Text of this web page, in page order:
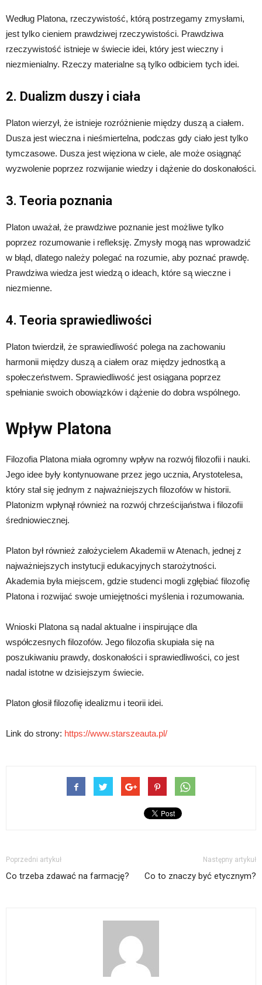
Według Platona, rzeczywistość, którą postrzegamy zmysłami,
jest tylko cieniem prawdziwej rzeczywistości. Prawdziwa
rzeczywistość istnieje w świecie idei, który jest wieczny i
niezmienialny. Rzeczy materialne są tylko odbiciem tych idei.
2. Dualizm duszy i ciała
Platon wierzył, że istnieje rozróżnienie między duszą a ciałem.
Dusza jest wieczna i nieśmiertelna, podczas gdy ciało jest tylko
tymczasowe. Dusza jest więziona w ciele, ale może osiągnąć
wyzwolenie poprzez rozwijanie wiedzy i dążenie do doskonałości.
3. Teoria poznania
Platon uważał, że prawdziwe poznanie jest możliwe tylko
poprzez rozumowanie i refleksję. Zmysły mogą nas wprowadzić
w błąd, dlatego należy polegać na rozumie, aby poznać prawdę.
Prawdziwa wiedza jest wiedzą o ideach, które są wieczne i
niezmienne.
4. Teoria sprawiedliwości
Platon twierdził, że sprawiedliwość polega na zachowaniu
harmonii między duszą a ciałem oraz między jednostką a
społeczeństwem. Sprawiedliwość jest osiągana poprzez
spełnianie swoich obowiązków i dążenie do dobra wspólnego.
Wpływ Platona
Filozofia Platona miała ogromny wpływ na rozwój filozofii i nauki.
Jego idee były kontynuowane przez jego ucznia, Arystotelesa,
który stał się jednym z najważniejszych filozofów w historii.
Platonizm wpłynął również na rozwój chrześcijaństwa i filozofii
średniowiecznej.
Platon był również założycielem Akademii w Atenach, jednej z
najważniejszych instytucji edukacyjnych starożytności.
Akademia była miejscem, gdzie studenci mogli zgłębiać filozofię
Platona i rozwijać swoje umiejętności myślenia i rozumowania.
Wnioski Platona są nadal aktualne i inspirujące dla
współczesnych filozofów. Jego filozofia skupiała się na
poszukiwaniu prawdy, doskonałości i sprawiedliwości, co jest
nadal istotne w dzisiejszym świecie.
Platon głosił filozofię idealizmu i teorii idei.
Link do strony: https://www.starszeauta.pl/
Poprzedni artykuł
Co trzeba zdawać na farmację?
Następny artykuł
Co to znaczy być etycznym?